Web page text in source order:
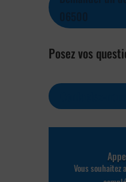
Posez vos
Vous souhaitez